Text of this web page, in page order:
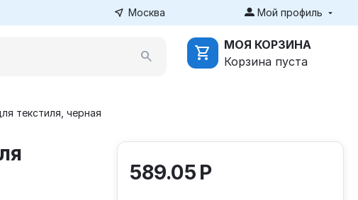
Москва Мой профиль
МОЯ КОРЗИНА
Корзина пуста
текстиля, черная
589.05 Р